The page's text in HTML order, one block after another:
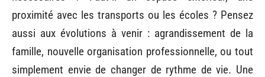
proximité avec les transports ou les écoles ? Pensez
aussi aux évolutions à venir : agrandissement de la
famille, nouvelle organisation professionnelle, ou tout
simplement envie de changer de rythme de vie. Une